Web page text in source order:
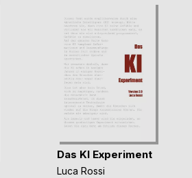
Das KI Experiment
Luca Rossi